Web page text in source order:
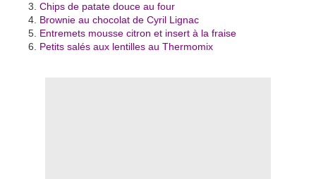
Chips de patate douce au four
Brownie au chocolat de Cyril Lignac
Entremets mousse citron et insert à la fraise
Petits salés aux lentilles au Thermomix